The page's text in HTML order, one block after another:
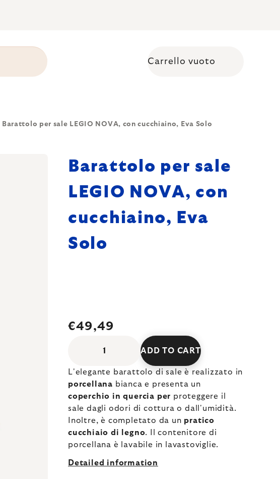
Carrello vuoto
Barattolo per sale LEGIO NOVA, con cucchiaino, Eva Solo
Barattolo per sale
LEGIO NOVA, con
cucchiaino, Eva
Solo
€49,49
ADD TO CART
L'elegante barattolo di sale è realizzato in
porcellana bianca e presenta un
coperchio in quercia per proteggere il
sale dagli odori di cottura o dall'umidità.
Inoltre, è completato da un pratico
cucchiaio di legno. Il contenitore di
porcellana è lavabile in lavastoviglie.
Detailed information